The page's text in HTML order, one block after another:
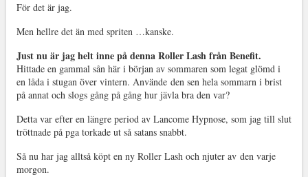
För det är jag.
Men hellre det än med spriten …kanske.
Just nu är jag helt inne på denna Roller Lash från Benefit.
Hittade en gammal sån här i början av sommaren som legat glömd i
en låda i stugan över vintern. Använde den sen hela sommarn i brist
på annat och slogs gång på gång hur jävla bra den var?
Detta var efter en längre period av Lancome Hypnose, som jag till slut
tröttnade på pga torkade ut så satans snabbt.
Så nu har jag alltså köpt en ny Roller Lash och njuter av den varje
morgon.